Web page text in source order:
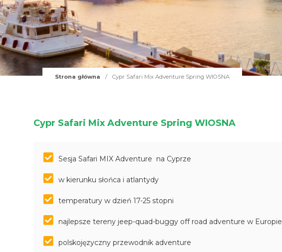
Strona główna / Cypr Safari Mix Adventure Spring WIOSNA
Cypr Safari Mix Adventure Spring WIOSNA
Sesja Safari MIX Adventure na Cyprze
w kierunku słońca i atlantydy
temperatury w dzień 17-25 stopni
najlepsze tereny jeep-quad-buggy off road adventure w Europie
polskojęzyczny przewodnik adventure